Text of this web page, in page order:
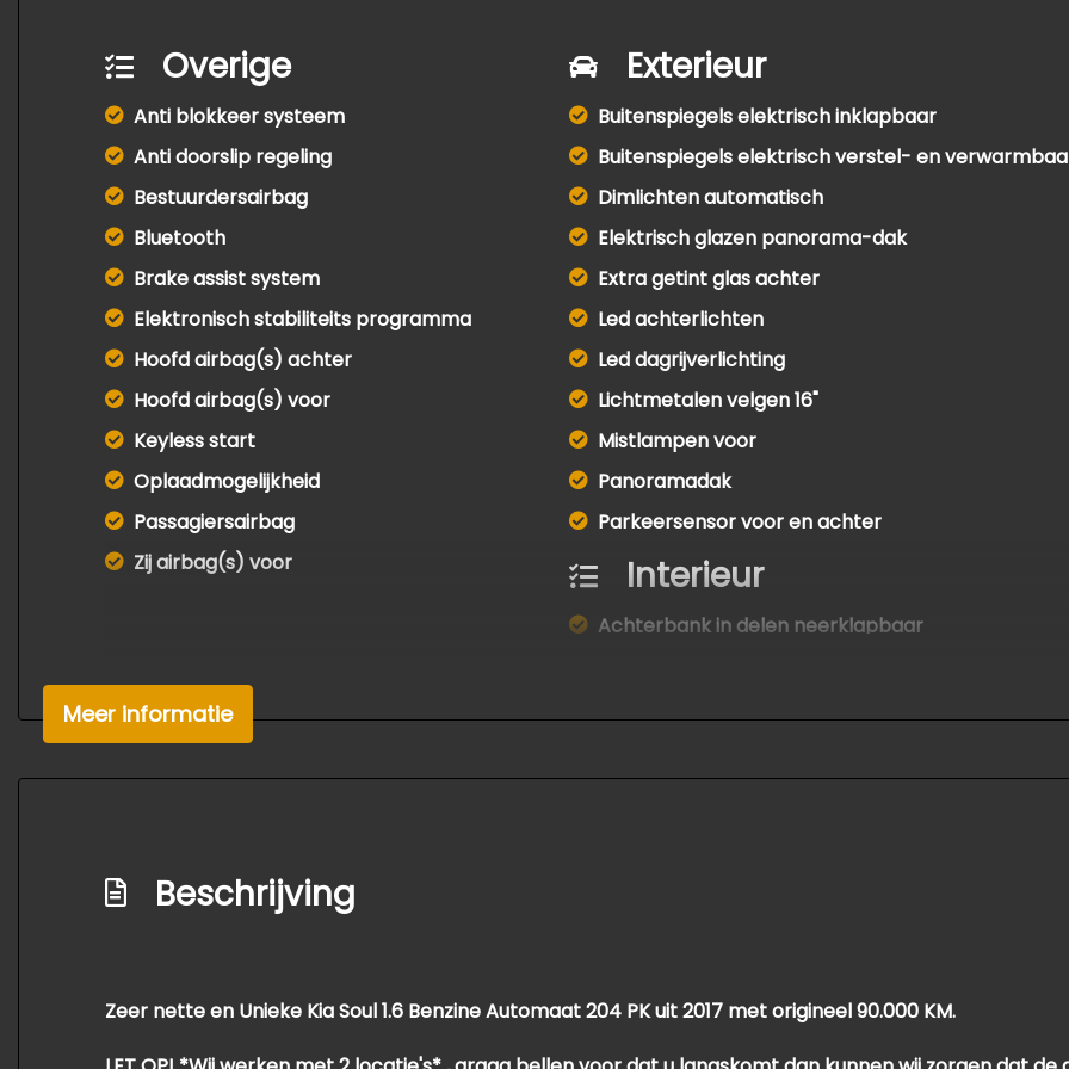
Overige
Anti blokkeer systeem
Anti doorslip regeling
Bestuurdersairbag
Bluetooth
Brake assist system
Elektronisch stabiliteits programma
Hoofd airbag(s) achter
Hoofd airbag(s) voor
Keyless start
Oplaadmogelijkheid
Passagiersairbag
Zij airbag(s) voor
Exterieur
Buitenspiegels elektrisch inklapbaar
Buitenspiegels elektrisch verstel- en
Dimlichten automatisch
Elektrisch glazen panorama-dak
Extra getint glas achter
Led achterlichten
Led dagrijverlichting
Lichtmetalen velgen 16"
Mistlampen voor
Panoramadak
Parkeersensor voor en achter
Interieur
Achterbank in delen neerklapbaar
Binnenspiegel automatisch dimmend
Voorstoelen verwarmd
Meer informatie
Beschrijving
Zeer nette en Unieke Kia Soul 1.6 Benzine Automaat 204 PK uit 2017 met origineel 90.000 KM.